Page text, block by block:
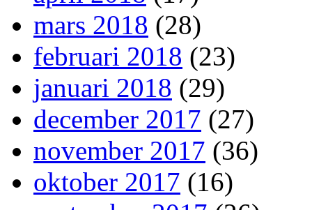
mars 2018 (28)
februari 2018 (23)
januari 2018 (29)
december 2017 (27)
november 2017 (36)
oktober 2017 (16)